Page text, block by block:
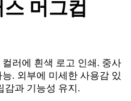
머그컵
러에 흰색 로고 인쇄. 중사
. 외부에 미세한 사용감 있
감과 기능성 유지.